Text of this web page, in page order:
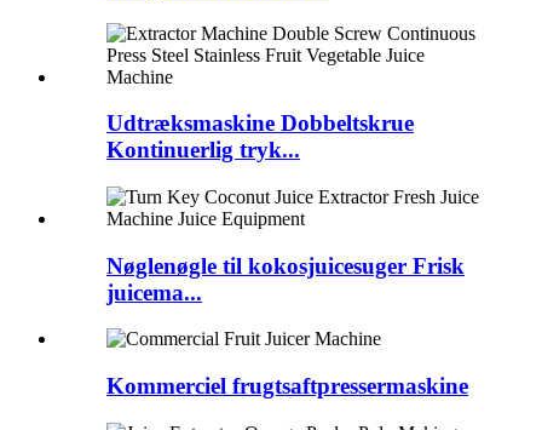
Udtræksmaskine Dobbeltskrue
Kontinuerlig tryk...
Nøglenøgle til kokosjuicesuger Frisk
juicema...
Kommerciel frugtsaftpressermaskine